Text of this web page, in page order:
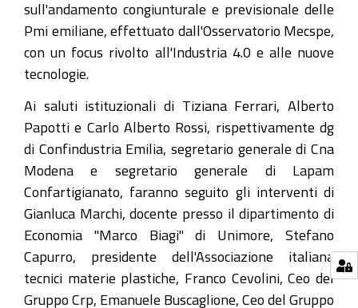
Industria
4.0
sull'andamento congiunturale e previsionale delle
Pmi emiliane, effettuato dall'Osservatorio Mecspe,
con un focus rivolto all'Industria 4.0 e alle nuove
tecnologie.
Ai saluti istituzionali di Tiziana Ferrari, Alberto
Papotti e Carlo Alberto Rossi, rispettivamente dg
di Confindustria Emilia, segretario generale di Cna
Modena e segretario generale di Lapam
Confartigianato, faranno seguito gli interventi di
Gianluca Marchi, docente presso il dipartimento di
Economia "Marco Biagi" di Unimore, Stefano
Capurro, presidente dell'Associazione italiana
tecnici materie plastiche, Franco Cevolini, Ceo del
Gruppo Crp, Emanuele Buscaglione, Ceo del Gruppo